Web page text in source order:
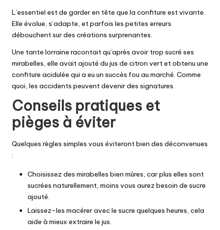
L’essentiel est de garder en tête que la confiture est vivante.
Elle évolue, s’adapte, et parfois les petites erreurs
débouchent sur des créations surprenantes.
Une tante lorraine racontait qu’après avoir trop sucré ses
mirabelles, elle avait ajouté du jus de citron vert et obtenu une
confiture acidulée qui a eu un succès fou au marché. Comme
quoi, les accidents peuvent devenir des signatures.
Conseils pratiques et
pièges à éviter
Quelques règles simples vous éviteront bien des déconvenues
:
Choisissez des mirabelles bien mûres, car plus elles sont
sucrées naturellement, moins vous aurez besoin de sucre
ajouté.
Laissez-les macérer avec le sucre quelques heures, cela
aide à mieux extraire le jus.